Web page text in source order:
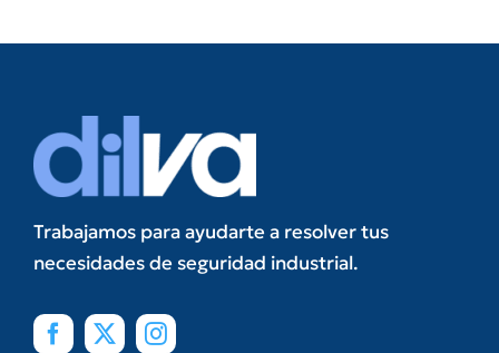
Trabajamos para ayudarte a resolver tus
necesidades de seguridad industrial.